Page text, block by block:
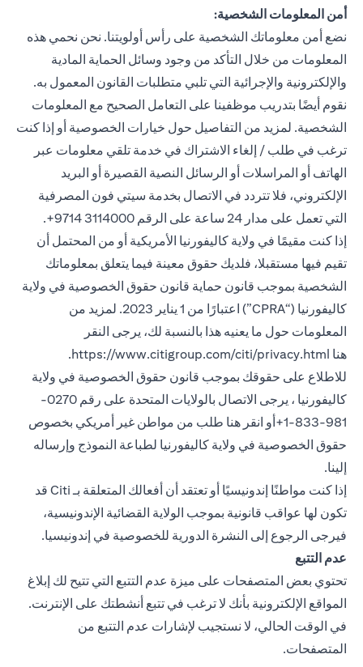
أمن المعلومات الشخصية:
نضع أمن معلوماتك الشخصية على رأس أولويتنا. نحن نحمي هذه
المعلومات من خلال التأكد من وجود وسائل الحماية المادية
والإلكترونية والإجرائية التي تلبي متطلبات القانون المعمول به.
نقوم أيضًا بتدريب موظفينا على التعامل الصحيح مع المعلومات
الشخصية. لمزيد من التفاصيل حول خيارات الخصوصية أو إذا كنت
ترغب في طلب / إلغاء الاشتراك في خدمة تلقي معلومات عبر
الهاتف أو المراسلات أو الرسائل النصية القصيرة أو البريد
الإلكتروني، فلا تتردد في الاتصال بخدمة سيتي فون المصرفية
التي تعمل على مدار 24 ساعة على الرقم 3114000 9714+.
إذا كنت مقيمًا في ولاية كاليفورنيا الأمريكية أو من المحتمل أن
تقيم فيها مستقبلا، فلديك حقوق معينة فيما يتعلق بمعلوماتك
الشخصية بموجب قانون حماية قانون حقوق الخصوصية في ولاية
كاليفورنيا (“CPRA”) اعتبارًا من 1 يناير 2023. لمزيد من
المعلومات حول ما يعنيه هذا بالنسبة لك، يرجى النقر
هنا https://www.citigroup.com/citi/privacy.html
(opens in a new tab).
للاطلاع على حقوقك بموجب قانون حقوق الخصوصية في ولاية
كاليفورنيا ، يرجى الاتصال بالولايات المتحدة على رقم 0270-
981-833-1+أو انقر هنا
طلب من مواطن غير أمريكي بخصوص
حقوق الخصوصية في ولاية كاليفورنيا (opens in a new tab)لطباعة النموذج وإرساله
إلينا.
إذا كنت مواطنًا إندونيسيًا أو تعتقد أن أفعالك المتعلقة بـ Citi قد
تكون لها عواقب قانونية بموجب الولاية القضائية الإندونيسية،
فيرجى الرجوع إلى النشرة الدورية للخصوصية في إندونيسيا(opens in a new tab).
عدم التتبع
تحتوي بعض المتصفحات على ميزة عدم التتبع التي تتيح لك إبلاغ
المواقع الإلكترونية بأنك لا ترغب في تتبع أنشطتك على الإنترنت.
في الوقت الحالي، لا نستجيب لإشارات عدم التتبع من
المتصفحات.